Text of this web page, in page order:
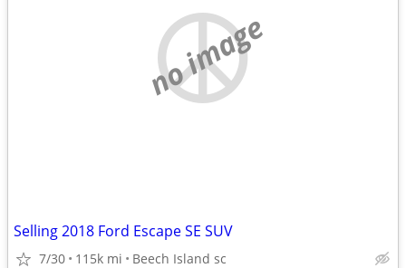
no image
Selling 2018 Ford Escape SE SUV
7/30 115k mi Beech Island sc